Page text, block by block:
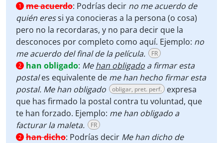
1 me acuerdo: Podrías decir no me acuerdo de
quién eressi ya conocieras a la persona (o cosa)
pero no la recordaras, y no para decir que la
desconoces por completo como aquí. Ejemplo: no
me acuerdo del final de la película.
FR
2 han obligado: Mehan obligado a firmar esta
postales equivalente de me han hecho firmar esta
postal. Me han obligado obligar, pret. perf.
expresa
que has firmado la postal contra tu voluntad, que
te han forzado. Ejemplo: me han obligado a
facturar la maleta.
FR
2 han dicho: Podrías decir Me han dicho de